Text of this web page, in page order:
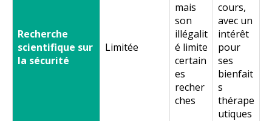
Recherche
scientifique sur
la sécurité
Limitée
mais
son
illégalit
é limite
certain
es
recher
ches
cours,
avec un
intérêt
pour
ses
bienfait
s
thérape
utiques